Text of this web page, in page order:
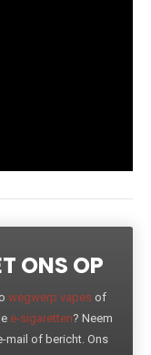
ONS OP
wegwerp vapes of
e-sigaretten? Neem
mail of bericht. Ons